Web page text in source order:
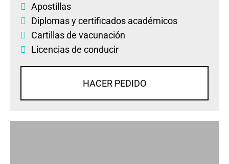
Apostillas
Diplomasycertificados académicos
Cartillas de vacunación
Licencias de conducir
HACER PEDIDO